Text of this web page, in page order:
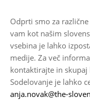
Odprti smo za
vam kot našim
vsebina je lahko
medije. Za več
kontaktirajte in
Sodelovanje je lahko
anja.novak@the-